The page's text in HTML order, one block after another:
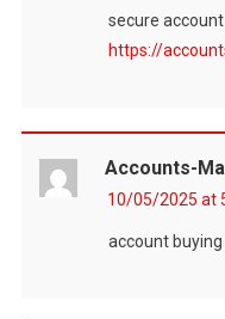
secure
https://
Accounts-
10/05/2025 at
account buying